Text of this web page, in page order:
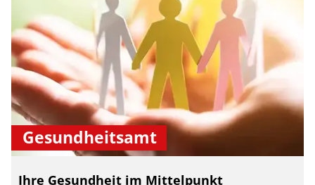
Gesundheitsamt
Ihre Gesundheit im Mittelpunkt